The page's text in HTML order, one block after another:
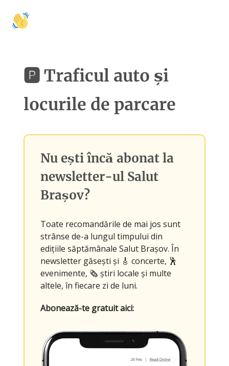
🅿️ Traficul auto și
locurile de parcare
Nu ești încă abonat la
newsletter-ul Salut
Brașov?
Toate recomandările de mai jos sunt
strânse de-a lungul timpului din
edițiile săptămânale Salut Brașov. În
newsletter găsești și 🎸 concerte, 🕺
evenimente, 🗞️ știri locale și multe
altele, în fiecare zi de luni.
Abonează-te gratuit aici: